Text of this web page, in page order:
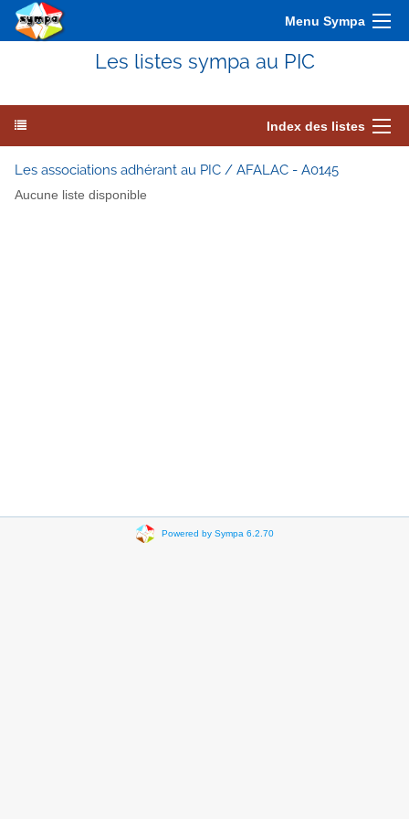
Menu Sympa
Les listes sympa au PIC
Index des listes
Les associations adhérant au PIC / AFALAC - A0145
Aucune liste disponible
Powered by Sympa 6.2.70